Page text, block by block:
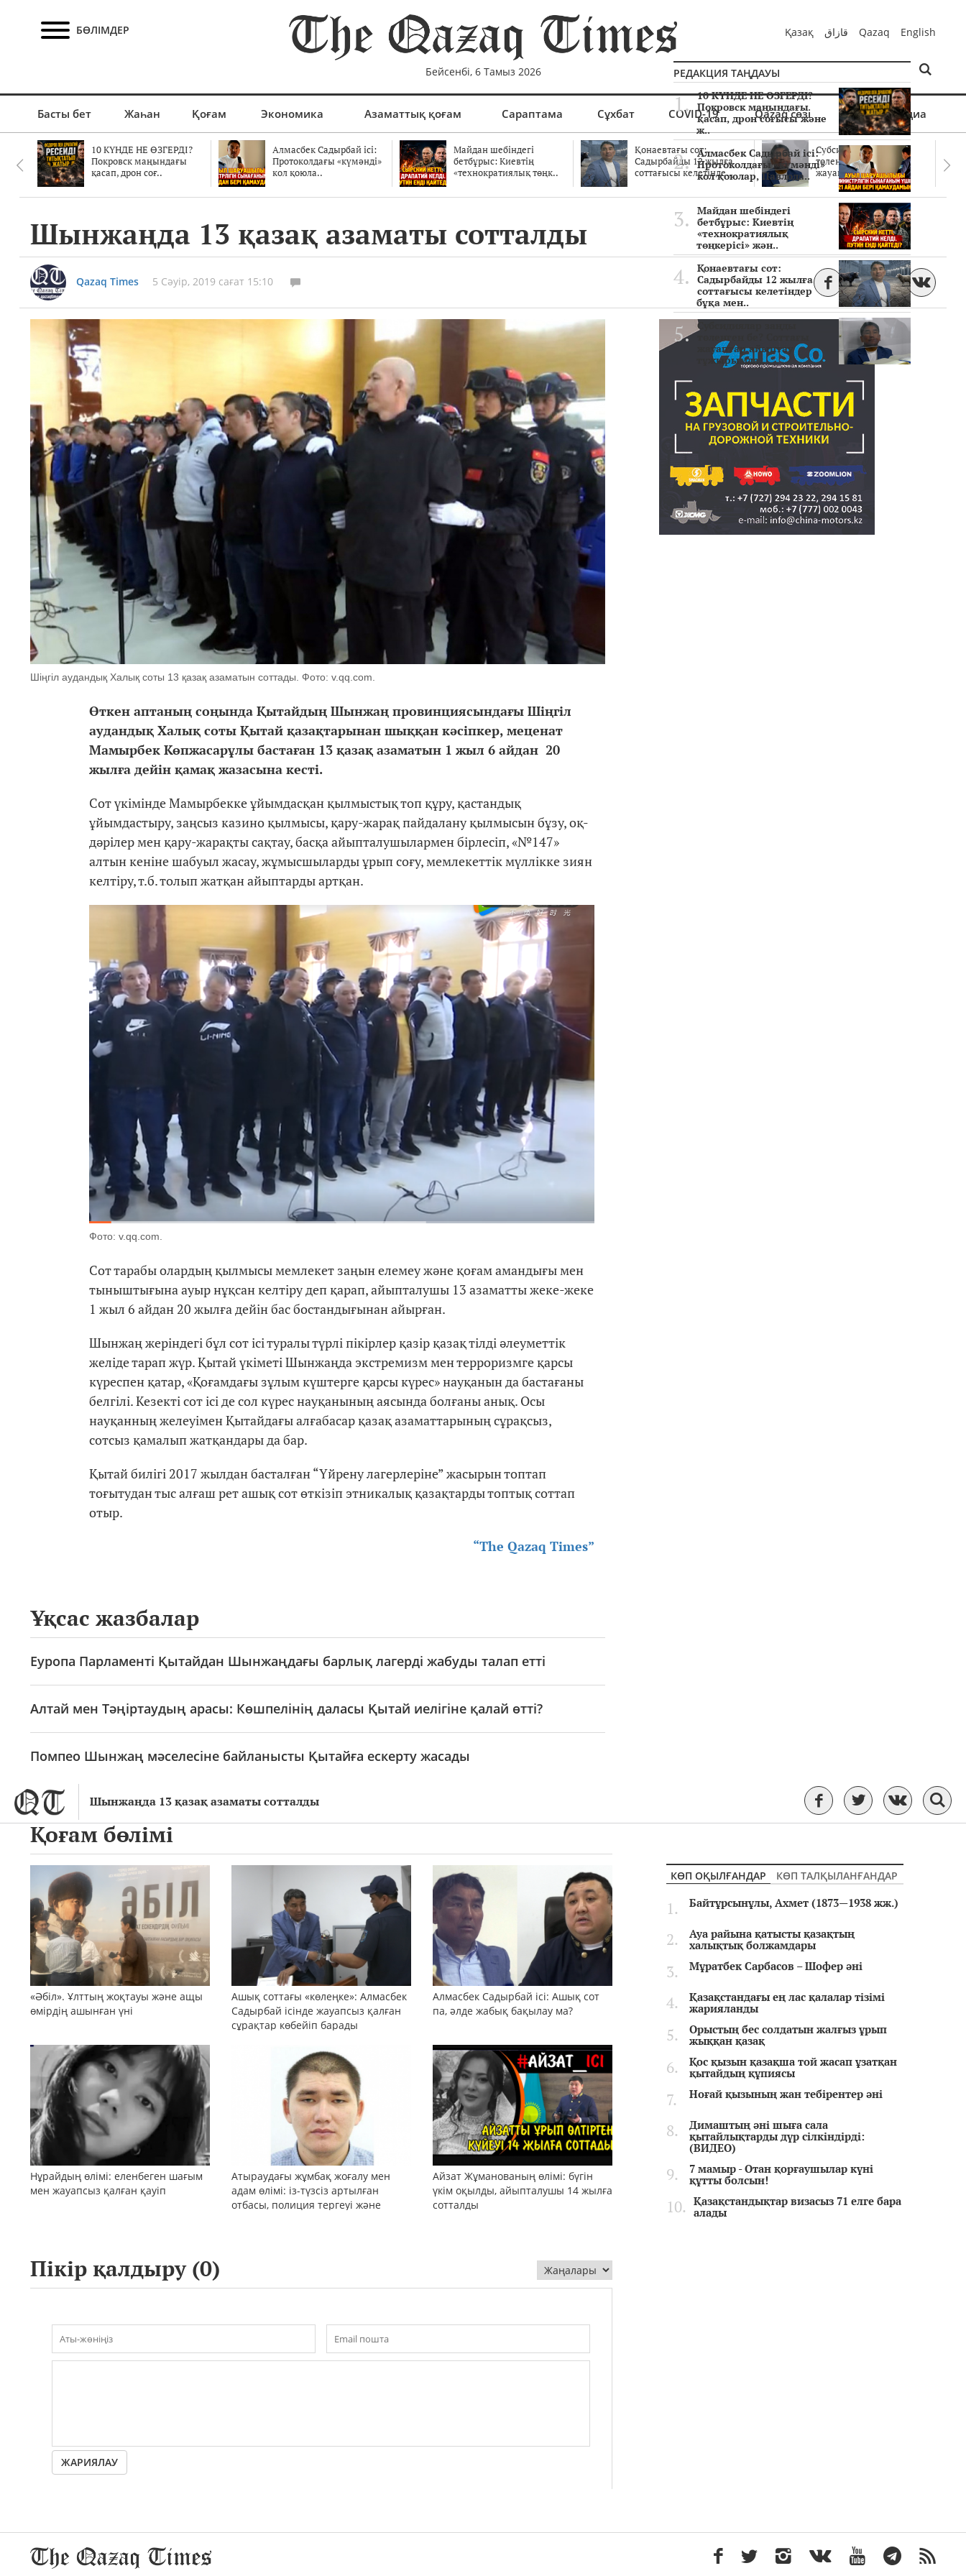
БӨЛІМДЕР
Бейсенбі, 6 Тамыз 2026
Қазақ قازاق Qazaq English
Басты бет Жаһан Қоғам Экономика Азаматтық қоғам Сараптама Сұхбат COVID-19 Qazaq сөзі Мультимедиа
10 КҮНДЕ НЕ ӨЗГЕРДІ?
Покровск маңындағы
қасап, дрон соғ..
Алмасбек Садырбай ісі:
Протоколдағы «күмәнді»
кол қоюла..
Майдан шебіндегі
бетбұрыс: Киевтің
«технократиялық төңк..
Қонаевтағы сот:
Садырбайды 12 жылға
соттағысы келетінде..
Субсидиялар заңды
төленген бе? Соттағы
жауаптар айыптау..
Шынжаңда 13 қазақ азаматы сотталды
Шынжаңда 13 қазақ азаматы сотталды
Qazaq Times 5 Сәуір, 2019 сағат 15:10
Шіңгіл аудандық Халық соты 13 қазақ азаматын соттады. Фото: v.qq.com.
Өткен аптаның соңында Қытайдың Шынжаң провинциясындағы Шіңгіл
аудандық Халық соты Қытай қазақтарынан шыққан кәсіпкер, меценат
Мамырбек Көпжасарұлы бастаған 13 қазақ азаматын 1 жыл 6 айдан 20
жылға дейін қамақ жазасына кесті.
Сот үкімінде Мамырбекке ұйымдасқан қылмыстық топ құру, қастандық
ұйымдастыру, заңсыз казино қылмысы, қару-жарақ пайдалану қылмысын бұзу, оқ-
дәрілер мен қару-жарақты сақтау, басқа айыпталушылармен бірлесіп, «№147»
алтын кеніне шабуыл жасау, жұмысшыларды ұрып соғу, мемлекеттік мүллікке зиян
келтіру, т.б. толып жатқан айыптарды артқан.
Фото: v.qq.com.
Сот тарабы олардың қылмысы мемлекет заңын елемеу және қоғам амандығы мен
тыныштығына ауыр нұқсан келтіру деп қарап, айыпталушы 13 азаматты жеке-жеке
1 жыл 6 айдан 20 жылға дейін бас бостандығынан айырған.
Шынжаң жеріндегі бұл сот ісі туралы түрлі пікірлер қазір қазақ тілді әлеуметтік
желіде тарап жүр. Қытай үкіметі Шынжаңда экстремизм мен терроризмге қарсы
күреспен қатар, «Қоғамдағы зұлым күштерге қарсы күрес» науқанын да бастағаны
белгілі. Кезекті сот ісі де сол күрес науқанының аясында болғаны анық. Осы
науқанның желеуімен Қытайдағы алғабасар қазақ азаматтарының сұрақсыз,
сотсыз қамалып жатқандары да бар.
Қытай билігі 2017 жылдан басталған “Үйрену лагерлеріне” жасырын топтап
тоғытудан тыс алғаш рет ашық сот өткізіп этникалық қазақтарды топтық соттап
отыр.
“The Qazaq Times”
Ұқсас жазбалар
Еуропа Парламенті Қытайдан Шынжаңдағы барлық лагерді жабуды талап етті
Алтай мен Тәңіртаудың арасы: Көшпелінің даласы Қытай иелігіне қалай өтті?
Помпео Шынжаң мәселесіне байланысты Қытайға ескерту жасады
РЕДАКЦИЯ ТАҢДАУЫ
10 КҮНДЕ НЕ ӨЗГЕРДІ?
Покровск маңындағы
қасап, дрон соғысы және
ж..
Алмасбек Садырбай ісі:
Протоколдағы «күмәнді»
кол қоюлар, Павлода..
Майдан шебіндегі
бетбұрыс: Киевтің
«технократиялық
төңкерісі» жән..
Қонаевтағы сот:
Садырбайды 12 жылға
соттағысы келетіндер
бұқа мен..
Субсидиялар заңды
жауаптар айыптау
тұжырымда..
Қоғам бөлімі
«Әбіл». Ұлттың жоқтауы және ащы
өмірдің ашынған үні
Ашық соттағы «көлеңке»: Алмасбек
Садырбай ісінде жауапсыз қалған
сұрақтар көбейіп барады
Алмасбек Садырбай ісі: Ашық сот
па, әлде жабық бақылау ма?
Нұрайдың өлімі: еленбеген шағым
мен жауапсыз қалған қауіп
Атыраудағы жұмбақ жоғалу мен
адам өлімі: із-түзсіз артылған
отбасы, полиция тергеуі және
Айзат Жұманованың өлімі: бүгін
үкім оқылды, айыпталушы 14 жылға
сотталды
Пікір қалдыру (0)
ЖАРИЯЛАУ
КӨП ОҚЫЛҒАНДАР
КӨП ТАЛҚЫЛАНҒАНДАР
Байтұрсынұлы, Ахмет (1873—1938 жж.)
Ауа райына қатысты қазақтың
халықтық болжамдары
Мұратбек Сарбасов – Шофер әні
Қазақстандағы ең лас қалалар тізімі
жарияланды
Орыстың бес солдатын жалғыз ұрып
жыққан қазақ
Қос қызын қазақша той жасап ұзатқан
қытайдың құпиясы
Ноғай қызының жан тебірентер әні
Димаштың әні шыға сала
қытайлықтарды дүр сілкіндірді:
(ВИДЕО)
7 мамыр - Отан қорғаушылар күні
құтты болсын!
Қазақстандықтар визасыз 71 елге бара
алады